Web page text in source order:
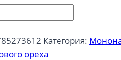
Категория:
ореха